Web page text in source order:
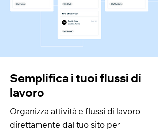
Semplifica i tuoi flussi di
lavoro
Organizza attività e flussi di lavoro
direttamente dal tuo sito per